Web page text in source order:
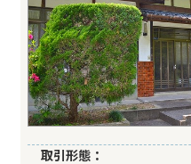
取引形態：